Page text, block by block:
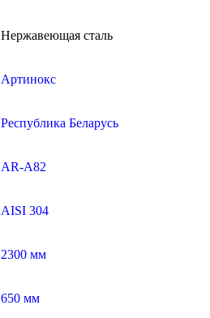
Нержавеющая сталь
Артинокс
Республика Беларусь
AR-A82
AISI 304
2300 мм
650 мм